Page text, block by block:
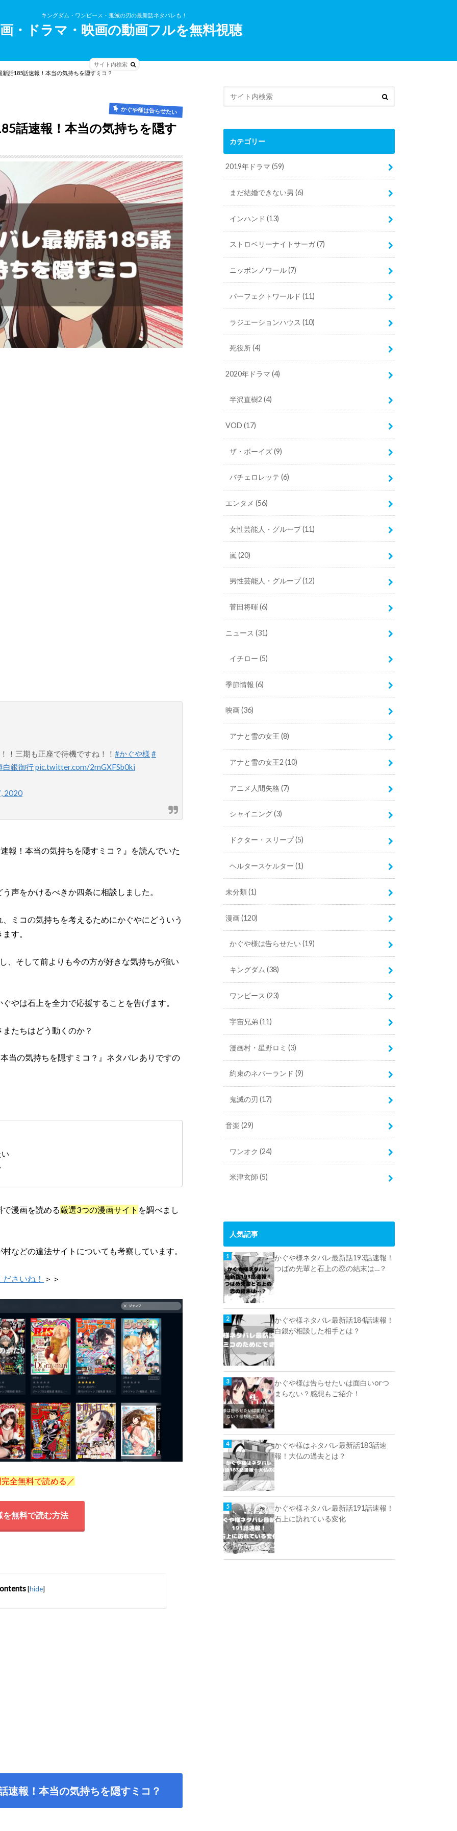
キングダム・ワンピース・鬼滅の刃の最新話ネタバレも！
・ドラマ・映画の動画フルを無料視聴
話185話速報！本当の気持ちを隠すミコ？
かぐや様は告らせたい
話速報！本当の気持ちを隠す
！三期も正座で待機ですね！！ #かぐや様 #
白銀御行pic.twitter.com/2mGXFSb0ki
2020
報！本当の気持ちを隠すミコ？』を読んでいた
声をかけるべきか四条に相談しました。
ミコの気持ちを考えるためにかぐやにどういう
す。
、そして前よりも今の方が好きな気持ちが強い
やは石上を全力で応援することを告げます。
たちはどう動くのか？
当の気持ちを隠すミコ？』ネタバレありですの
漫画を読める厳選3つの漫画サイト を調べまし
などの違法サイトについても考察しています。
さいね！ ＞＞
全無料で読める／
を無料で読む方法
[hide]
速報！本当の気持ちを隠すミコ？
カテゴリー
2019年ドラマ(59)
まだ結婚できない男 (6)
インハンド (13)
ストロベリーナイトサーガ(7)
ニッポンノワール(7)
パーフェクトワールド (11)
ラジエーションハウス (10)
死役所(4)
2020年ドラマ(4)
半沢直樹2 (4)
VOD(17)
ザ・ボーイズ(9)
バチェロレッテ (6)
エンタメ(56)
女性芸能人・グループ(11)
嵐 (20)
男性芸能人・グループ(12)
菅田将暉 (6)
ニュース(31)
イチロー (5)
季節情報(6)
映画(36)
アナと雪の女王 (8)
アナと雪の女王2 (10)
アニメ人間失格 (7)
シャイニング(3)
ドクター・スリープ(5)
ヘルタースケルター (1)
未分類(1)
漫画(120)
かぐや様は告らせたい (19)
キングダム (38)
ワンピース (23)
宇宙兄弟 (11)
漫画村・星野ロミ (3)
約束のネバーランド (9)
鬼滅の刃 (17)
音楽(29)
ワンオク (24)
米津玄師 (5)
人気記事
かぐや様ネタバレ最新話193話速報！
つばめ先輩と石上の恋の結末は…？
かぐや様ネタバレ最新話184話速報！
白銀が相談した相手とは？
かぐや様は告らせたいは面白いorつ
まらない？感想もご紹介！
かぐや様はネタバレ最新話183話速
報！大仏の過去とは？
かぐや様ネタバレ最新話191話速報！
石上に訪れている変化